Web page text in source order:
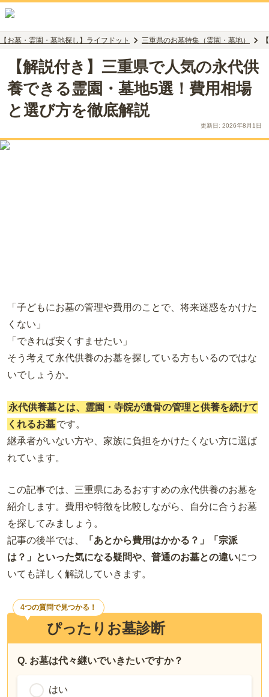
【お墓・霊園・墓地探し】ライフドット 三重県のお墓特集（霊園・墓地）
【解説付き】三重県で人気の永代供
養できる霊園・墓地5選！費用相場
と選び方を徹底解説
更新日: 2026年8月1日
「子どもにお墓の管理や費用のことで、将来迷惑をかけた
くない」
「できれば安くすませたい」
そう考えて永代供養のお墓を探している方もいるのではな
いでしょうか。
永代供養墓とは、霊園・寺院が遺骨の管理と供養を続けて
くれるお墓です。
継承者がいない方や、家族に負担をかけたくない方に選ば
れています。
この記事では、三重県にあるおすすめの永代供養のお墓を
紹介します。費用や特徴を比較しながら、自分に合うお墓
を探してみましょう。
記事の後半では、
「あとから費用はかかる？」「宗派
は？」といった気になる疑問や、普通のお墓との違いにつ
いても詳しく解説していきます。
ぴったりお墓診断
4つの質問で見つかる！
Q. お墓は代々継いでいきたいですか？
はい